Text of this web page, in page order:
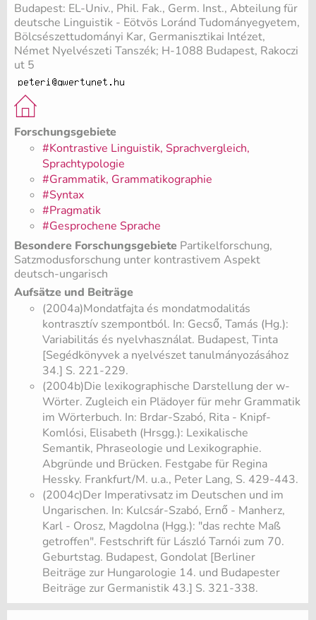
Budapest: EL-Univ., Phil. Fak., Germ. Inst., Abteilung für
deutsche Linguistik - Eötvös Loránd Tudományegyetem,
Bölcsészettudományi Kar, Germanisztikai Intézet,
Német Nyelvészeti Tanszék; H-1088 Budapest, Rakoczi
ut 5
Forschungsgebiete
#Kontrastive Linguistik, Sprachvergleich,
Sprachtypologie
#Grammatik, Grammatikographie
#Syntax
#Pragmatik
#Gesprochene Sprache
Besondere Forschungsgebiete Partikelforschung,
Satzmodusforschung unter kontrastivem Aspekt
deutsch-ungarisch
Aufsätze und Beiträge
(2004a)Mondatfajta és mondatmodalitás
kontrasztív szempontból. In: Gecső, Tamás (Hg.):
Variabilitás és nyelvhasználat. Budapest, Tinta
[Segédkönyvek a nyelvészet tanulmányozásához
34.] S. 221-229.
(2004b)Die lexikographische Darstellung der w-
Wörter. Zugleich ein Plädoyer für mehr Grammatik
im Wörterbuch. In: Brdar-Szabó, Rita - Knipf-
Komlósi, Elisabeth (Hrsgg.): Lexikalische
Semantik, Phraseologie und Lexikographie.
Abgründe und Brücken. Festgabe für Regina
Hessky. Frankfurt/M. u.a., Peter Lang, S. 429-443.
(2004c)Der Imperativsatz im Deutschen und im
Ungarischen. In: Kulcsár-Szabó, Ernő - Manherz,
Karl - Orosz, Magdolna (Hgg.): "das rechte Maß
getroffen". Festschrift für László Tarnói zum 70.
Geburtstag. Budapest, Gondolat [Berliner
Beiträge zur Hungarologie 14. und Budapester
Beiträge zur Germanistik 43.] S. 321-338.